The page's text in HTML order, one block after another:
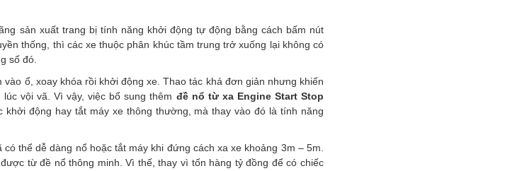
sản xuất trang bị tính năng khởi động tự động bằng cách bấm nút
thống, thì các xe thuộc phân khúc tầm trung trở xuống lại không có
số đó.
ổ, xoay khóa rồi khởi động xe. Thao tác khá đơn giản nhưng khiến
vội vã. Vì vậy, việc bổ sung thêm đề nổ từ xa Engine Start Stop
động hay tắt máy xe thông thường, mà thay vào đó là tính năng
thể dễ dàng nổ hoặc tắt máy khi đứng cách xa xe khoảng 3m – 5m.
từ đề nổ thông minh. Vì thế, thay vì tốn hàng tỷ đồng để có chiếc